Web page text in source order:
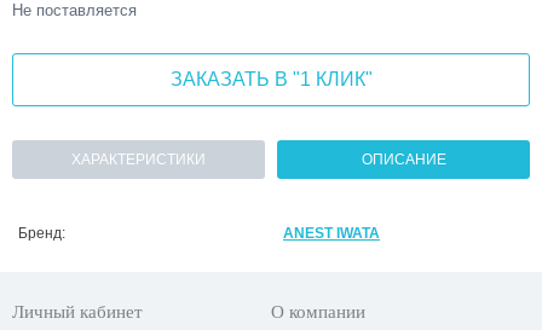
Не поставляется
ЗАКАЗАТЬ В "1 КЛИК"
ХАРАКТЕРИСТИКИ ОПИСАНИЕ
Бренд: ANEST IWATA
Личный кабинет О компании